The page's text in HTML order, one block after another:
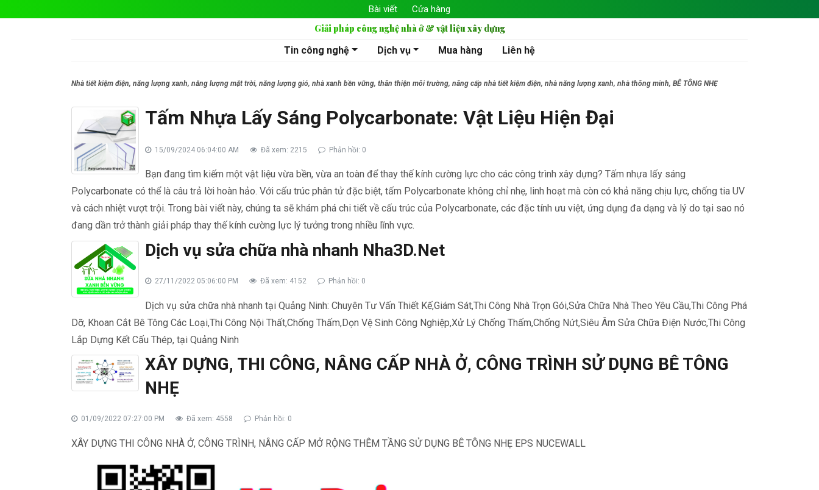
Bài viết Cửa hàng
Giải pháp công nghệ nhà ở & vật liệu xây dựng
Tin công nghệ
Dịch vụ Mua hàng Liên hệ
Nhà tiết kiệm điện, năng lượng xanh, năng lượng mặt trời, năng lượng gió, nhà xanh bền vững, thân thiện môi trường, nâng cấp nhà tiết kiệm điện, nhà năng lượng xanh, nhà thông minh, BÊ TÔNG NHẸ
Tấm Nhựa Lấy Sáng Polycarbonate: Vật Liệu Hiện Đại
15/09/2024 06:04:00 AM Đã xem: 2215 Phản hồi: 0
Bạn đang tìm kiếm một vật liệu vừa bền, vừa an toàn để thay thế kính cường lực cho các công trình xây dựng? Tấm nhựa lấy sáng
Polycarbonate có thể là câu trả lời hoàn hảo. Với cấu trúc phân tử đặc biệt, tấm Polycarbonate không chỉ nhẹ, linh hoạt mà còn có khả năng chịu lực, chống tia UV
và cách nhiệt vượt trội. Trong bài viết này, chúng ta sẽ khám phá chi tiết về cấu trúc của Polycarbonate, các đặc tính ưu việt, ứng dụng đa dạng và lý do tại sao nó
đang dần trở thành giải pháp thay thế kính cường lực lý tưởng trong nhiều lĩnh vực.
Dịch vụ sửa chữa nhà nhanh Nha3D.Net
27/11/2022 05:06:00 PM Đã xem: 4152 Phản hồi: 0
Dịch vụ sửa chữa nhà nhanh tại Quảng Ninh: Chuyên Tư Vấn Thiết Kế,Giám Sát,Thi Công Nhà Trọn Gói,Sửa Chữa Nhà Theo Yêu Cầu,Thi Công Phá
Dỡ, Khoan Cắt Bê Tông Các Loại,Thi Công Nội Thất,Chống Thấm,Dọn Vệ Sinh Công Nghiệp,Xử Lý Chống Thấm,Chống Nứt,Siêu Âm Sửa Chữa Điện Nước,Thi Công
Lắp Dựng Kết Cấu Thép, tại Quảng Ninh
XÂY DỰNG, THI CÔNG, NÂNG CẤP NHÀ Ở, CÔNG TRÌNH SỬ DỤNG BÊ TÔNG
NHẸ
01/09/2022 07:27:00 PM Đã xem: 4558 Phản hồi: 0
XÂY DỰNG THI CÔNG NHÀ Ở, CÔNG TRÌNH, NÂNG CẤP MỞ RỘNG THÊM TẦNG SỬ DỤNG BÊ TÔNG NHẸ EPS NUCEWALL